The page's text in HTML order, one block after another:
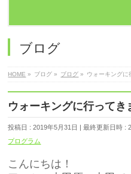
ブログ
HOME » ブログ » ブログ » ウォーキングに
ウォーキングに行ってき
投稿日 : 2019年5月31日 最終更新日時 :
プログラム
こんにちは！